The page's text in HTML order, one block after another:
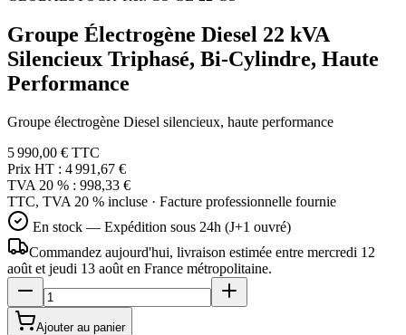
Groupe Électrogène Diesel 22 kVA
Silencieux Triphasé, Bi-Cylindre, Haute
Performance
Groupe électrogène Diesel silencieux, haute performance
5 990,00 € TTC
Prix HT : 4 991,67 €
TVA 20 % : 998,33 €
TTC, TVA 20 % incluse · Facture professionnelle fournie
En stock — Expédition sous 24h (J+1 ouvré)
Commandez aujourd'hui, livraison estimée entre mercredi 12
août et jeudi 13 août en France métropolitaine.
Ajouter au panier